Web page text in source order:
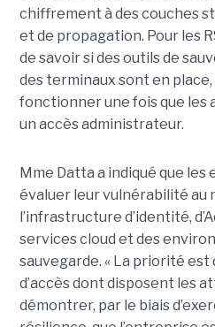
chiffrement à des couches
et de propagation. Pour les
de savoir si des outils de
des terminaux sont en place,
fonctionner une fois que les
un accès administrateur.
Mme Datta a indiqué que
évaluer leur vulnérabilité au
l’infrastructure d’identité,
services cloud et des
sauvegarde. « La priorité est
d’accès dont disposent les
démontrer, par le biais